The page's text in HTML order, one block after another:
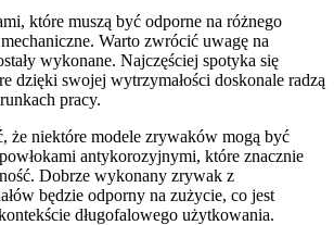
które muszą być odporne na różnego
Warto zwrócić uwagę na
wykonane. Najczęściej spotyka się
dzięki swojej wytrzymałości doskonale radzą
pracy.
że niektóre modele zrywaków mogą być
antykorozyjnymi, które znacznie
Dobrze wykonany zrywak z
będzie odporny na zużycie, co jest
długofalowego użytkowania.